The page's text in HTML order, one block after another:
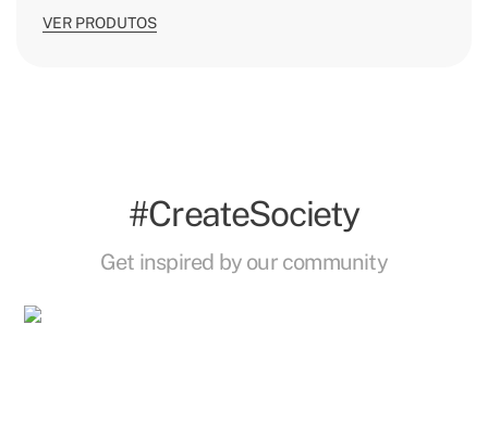
VER PRODUTOS
#CreateSociety
Get inspired by our community